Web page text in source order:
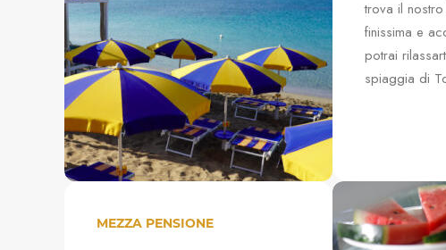
trova il
finissima e
potrai
spiaggia di
MEZZA PENSIONE